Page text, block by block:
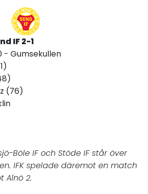
IF 2-1
- Gumsekullen
(76)
Böle IF och Stöde IF står över
IFK spelade däremot en match
Alnö 2.